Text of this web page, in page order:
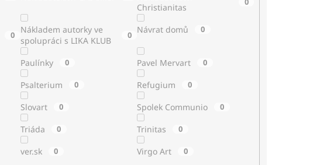
Christianitas
0
Nákladem autorky ve
spolupráci s LIKA KLUB
0 Návrat domů 0
Paulínky 0 Pavel Mervart 0
Psalterium 0 Refugium 0
Slovart 0 Spolek Communio 0
Triáda 0 Trinitas 0
ver.sk 0 Virgo Art 0